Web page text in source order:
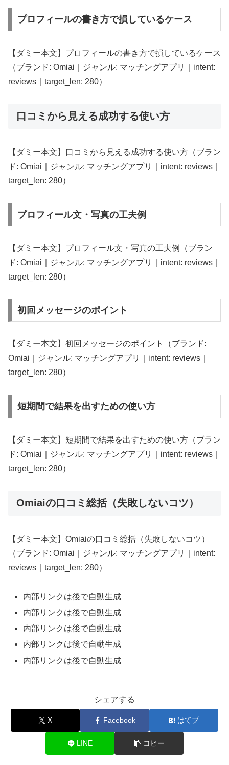
プロフィールの書き方で損しているケース
【ダミー本文】プロフィールの書き方で損しているケース
（ブランド: Omiai｜ジャンル: マッチングアプリ｜intent:
reviews｜target_len: 280）
口コミから見える成功する使い方
【ダミー本文】口コミから見える成功する使い方（ブラン
ド: Omiai｜ジャンル: マッチングアプリ｜intent: reviews｜
target_len: 280）
プロフィール文・写真の工夫例
【ダミー本文】プロフィール文・写真の工夫例（ブラン
ド: Omiai｜ジャンル: マッチングアプリ｜intent: reviews｜
target_len: 280）
初回メッセージのポイント
【ダミー本文】初回メッセージのポイント（ブランド:
Omiai｜ジャンル: マッチングアプリ｜intent: reviews｜
target_len: 280）
短期間で結果を出すための使い方
【ダミー本文】短期間で結果を出すための使い方（ブラン
ド: Omiai｜ジャンル: マッチングアプリ｜intent: reviews｜
target_len: 280）
Omiaiの口コミ総括（失敗しないコツ）
【ダミー本文】Omiaiの口コミ総括（失敗しないコツ）
（ブランド: Omiai｜ジャンル: マッチングアプリ｜intent:
reviews｜target_len: 280）
内部リンクは後で自動生成
内部リンクは後で自動生成
内部リンクは後で自動生成
内部リンクは後で自動生成
内部リンクは後で自動生成
シェアする
X Facebook はてブ
LINE コピー